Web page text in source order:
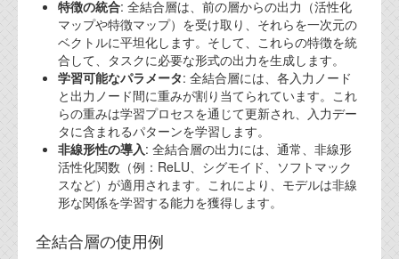
特徴の統合: 全結合層は、前の層からの出力（活性化
マップや特徴マップ）を受け取り、それらを一次元の
ベクトルに平坦化します。そして、これらの特徴を統
合して、タスクに必要な形式の出力を生成します。
学習可能なパラメータ: 全結合層には、各入力ノード
と出力ノード間に重みが割り当てられています。これ
らの重みは学習プロセスを通じて更新され、入力デー
タに含まれるパターンを学習します。
非線形性の導入: 全結合層の出力には、通常、非線形
活性化関数（例：ReLU、シグモイド、ソフトマック
スなど）が適用されます。これにより、モデルは非線
形な関係を学習する能力を獲得します。
全結合層の使用例